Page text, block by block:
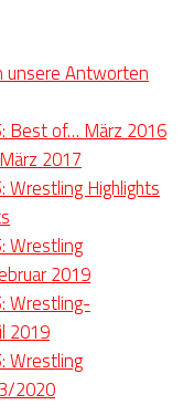
unsere Antworten
Best of… März 2016
2017
Wrestling Highlights
Wrestling
2019
Wrestling-
2019
Wrestling
2020